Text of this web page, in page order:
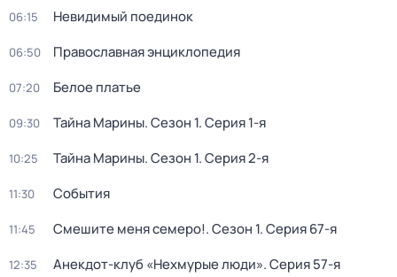
06:15 Невидимый поединок
06:50 Православная энциклопедия
07:20 Белое платье
09:30 Тайна Марины. Сезон 1. Серия 1-я
10:25 Тайна Марины. Сезон 1. Серия 2-я
11:30 События
11:45 Смешите меня семеро!. Сезон 1. Серия 67-я
12:35 Анекдот-клуб «Нехмурые люди». Серия 57-я